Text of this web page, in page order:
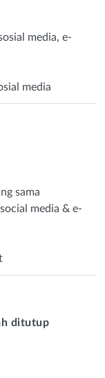
media, e-
media
sama
media & e-
ditutup